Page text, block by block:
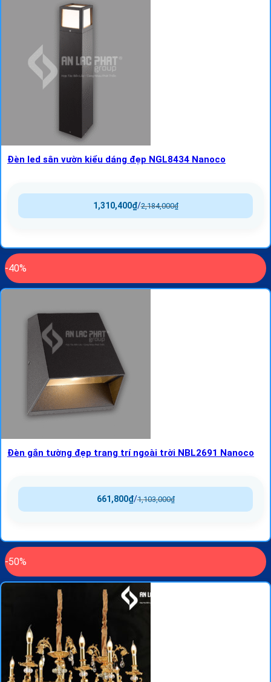
Đèn led sân vườn kiểu dáng đẹp NGL8434 Nanoco
2,184,000₫
/
1,310,400₫
-40%
Đèn gắn tường đẹp trang trí ngoài trời NBL2691 Nanoco
1,103,000₫
/
661,800₫
-50%